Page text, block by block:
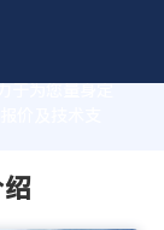
于为您量身定
价及技术支